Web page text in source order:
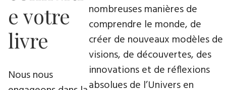
nombreuses manières de
comprendre le monde, de
créer de nouveaux modèles de
visions, de découvertes, des
innovations et de réflexions
absolues de l’Univers en
e votre
livre
Nous nous